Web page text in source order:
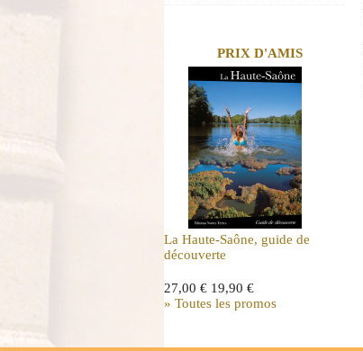
PRIX D'AMIS
La Haute-Saône, guide de
découverte
27,00 € 19,90 €
» Toutes les promos